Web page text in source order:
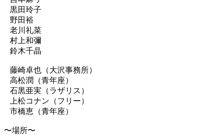
黒田玲子
野田裕
老川礼菜
村上和彌
鈴木千晶
藤崎卓也（大沢事務所）
高松潤（青年座）
石黒亜実（ラザリス）
上松コナン（フリー）
市橋恵（青年座）
〜場所〜